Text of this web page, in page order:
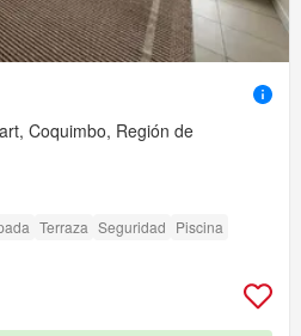
Coquimbo, Región de
Terraza Seguridad Piscina